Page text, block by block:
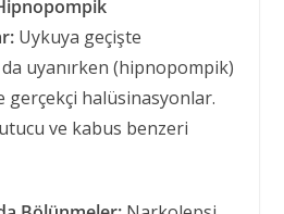
Uykuya geçişte
uyanırken (hipnopompik)
gerçekçi halüsinasyonlar.
ve kabus benzeri